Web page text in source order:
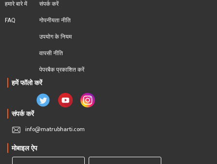
हमारे बारे में
FAQ
संपर्क करें
गोपनीयता नीति
उपयोग के नियम
वापसी नीति
पेपरबैक प्रकाशित करें
हमें फॉलो करें
संपर्क करें
info@matrubharti.com
मोबाइल ऐप